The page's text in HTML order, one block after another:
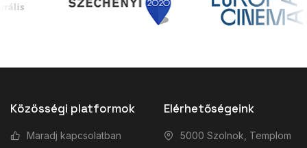
Közösségi platformok
Maradj kapcsolatban
Elérhetőségeink
5000 Szolnok, Templom